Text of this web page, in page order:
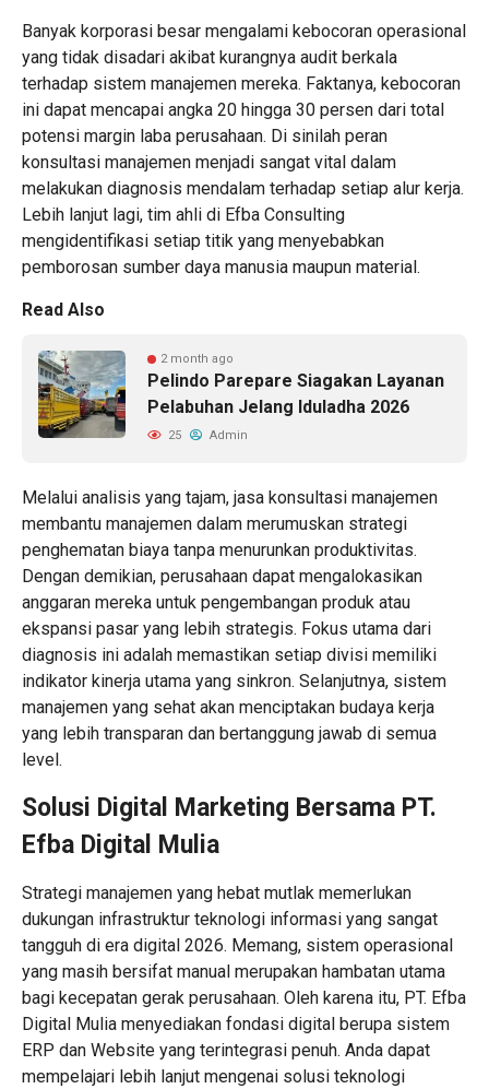
Banyak korporasi besar mengalami kebocoran operasional
yang tidak disadari akibat kurangnya audit berkala
terhadap sistem manajemen mereka. Faktanya, kebocoran
ini dapat mencapai angka 20 hingga 30 persen dari total
potensi margin laba perusahaan. Di sinilah peran
konsultasi manajemen menjadi sangat vital dalam
melakukan diagnosis mendalam terhadap setiap alur kerja.
Lebih lanjut lagi, tim ahli di Efba Consulting
mengidentifikasi setiap titik yang menyebabkan
pemborosan sumber daya manusia maupun material.
Read Also
2 month ago
Pelindo Parepare Siagakan Layanan
Pelabuhan Jelang Iduladha 2026
25 Admin
Melalui analisis yang tajam, jasa konsultasi manajemen
membantu manajemen dalam merumuskan strategi
penghematan biaya tanpa menurunkan produktivitas.
Dengan demikian, perusahaan dapat mengalokasikan
anggaran mereka untuk pengembangan produk atau
ekspansi pasar yang lebih strategis. Fokus utama dari
diagnosis ini adalah memastikan setiap divisi memiliki
indikator kinerja utama yang sinkron. Selanjutnya, sistem
manajemen yang sehat akan menciptakan budaya kerja
yang lebih transparan dan bertanggung jawab di semua
level.
Solusi Digital Marketing Bersama PT.
Efba Digital Mulia
Strategi manajemen yang hebat mutlak memerlukan
dukungan infrastruktur teknologi informasi yang sangat
tangguh di era digital 2026. Memang, sistem operasional
yang masih bersifat manual merupakan hambatan utama
bagi kecepatan gerak perusahaan. Oleh karena itu, PT. Efba
Digital Mulia menyediakan fondasi digital berupa sistem
ERP dan Website yang terintegrasi penuh. Anda dapat
mempelajari lebih lanjut mengenai solusi teknologi